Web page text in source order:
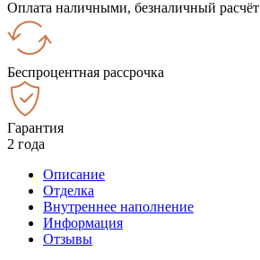
Оплата наличными, безналичный расчёт
Беспроцентная рассрочка
Гарантия
2 года
Описание
Отделка
Внутреннее наполнение
Информация
Отзывы